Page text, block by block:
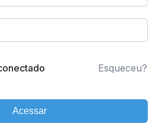
Esqueceu?
Acessar